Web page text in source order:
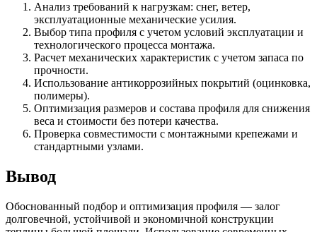
Анализ требований к нагрузкам: снег, ветер,
эксплуатационные механические усилия.
Выбор типа профиля с учетом условий эксплуатации и
технологического процесса монтажа.
Расчет механических характеристик с учетом запаса по
прочности.
Использование антикоррозийных покрытий (оцинковка,
полимеры).
Оптимизация размеров и состава профиля для снижения
веса и стоимости без потери качества.
Проверка совместимости с монтажными крепежами и
стандартными узлами.
Вывод
Обоснованный подбор и оптимизация профиля — залог
долговечной, устойчивой и экономичной конструкции